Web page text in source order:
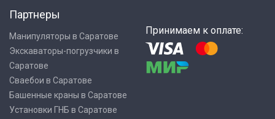
Партнеры
Манипуляторы в Саратове
Экскаваторы-погрузчики в
Саратове
Сваебои в Саратове
Башенные краны в Саратове
Установки ГНБ в Саратове
Принимаем к оплате: